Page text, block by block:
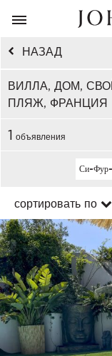
НАЗАД
ВИЛЛА, ДОМ,
ПЛЯЖ, ФРАНЦИЯ
1 объявления
Си-
сортировать по